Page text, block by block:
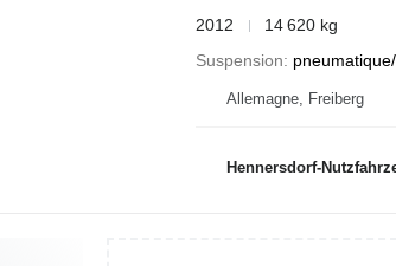
2012
14 620 kg
Suspension
Allemagne, Freiberg
Hennersdorf-